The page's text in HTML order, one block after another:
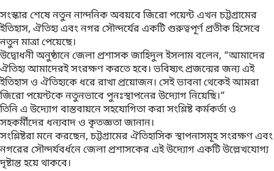
সংস্কার শেষে নতুন নান্দনিক অবয়বে জিরো পয়েন্ট এখন চট্টগ্রামের
ইতিহাস, ঐতিহ্য এবং নগর সৌন্দর্যের একটি গুরুত্বপূর্ণ প্রতীক হিসেবে
নতুন মাত্রা পেয়েছে।
উদ্বোধনী অনুষ্ঠানে জেলা প্রশাসক জাহিদুল ইসলাম বলেন, “আমাদের
ঐতিহ্য আমাদেরই সংরক্ষণ করতে হবে। ভবিষ্যৎ প্রজন্মের জন্য এই
ইতিহাস ও ঐতিহ্যকে ধরে রাখা প্রয়োজন। সেই ভাবনা থেকেই আমরা
জিরো পয়েন্টকে নতুনভাবে পুনঃস্থাপনের উদ্যোগ নিয়েছি।”
তিনি এ উদ্যোগ বাস্তবায়নে সহযোগিতা করা সংশ্লিষ্ট কর্মকর্তা ও
সহকর্মীদের ধন্যবাদ ও কৃতজ্ঞতা জানান।
সংশ্লিষ্টরা মনে করছেন, চট্টগ্রামের ঐতিহাসিক স্থাপনাসমূহ সংরক্ষণ এবং
নগরের সৌন্দর্যবর্ধনে জেলা প্রশাসকের এই উদ্যোগ একটি উল্লেখযোগ্য
দৃষ্টান্ত হয়ে থাকবে।